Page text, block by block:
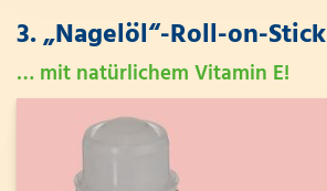
3. „Nagelöl“-Roll-on-Stick
… mit natürlichem Vitamin E!